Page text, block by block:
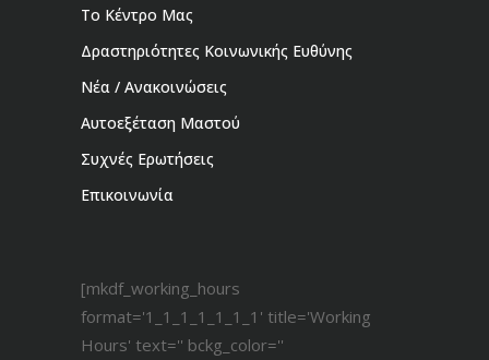
Το Κέντρο Μας
Δραστηριότητες Κοινωνικής Ευθύνης
Νέα / Ανακοινώσεις
Αυτοεξέταση Μαστού
Συχνές Ερωτήσεις
Επικοινωνία
[mkdf_working_hours
format='1_1_1_1_1_1_1' title='Working
Hours' text='' bckg_color=''